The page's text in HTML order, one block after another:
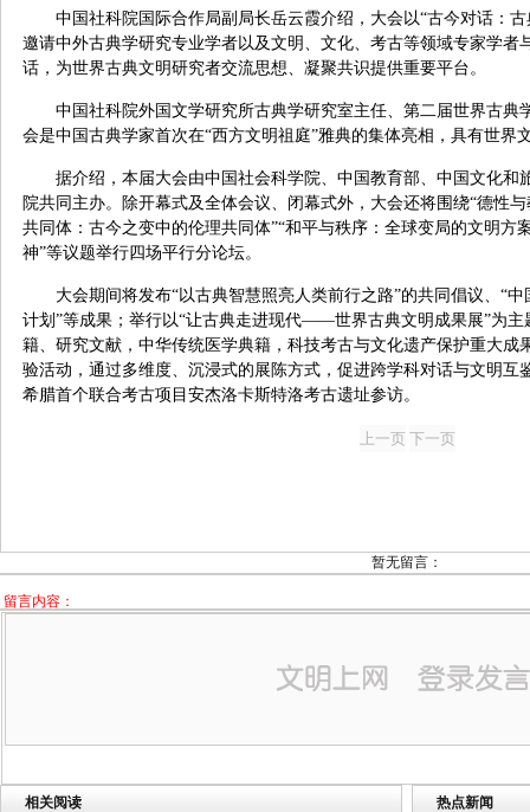
中国社科院国际合作局副局长岳云霞介绍，大会以“古今对话：
邀请中外古典学研究专业学者以及文明、文化、考古等领域专家学者
话，为世界古典文明研究者交流思想、凝聚共识提供重要平台。
中国社科院外国文学研究所古典学研究室主任、第二届世界古典
会是中国古典学家首次在“西方文明祖庭”雅典的集体亮相，具有世界
据介绍，本届大会由中国社会科学院、中国教育部、中国文化和
院共同主办。除开幕式及全体会议、闭幕式外，大会还将围绕“德性
共同体：古今之变中的伦理共同体”“和平与秩序：全球变局的文明方
神”等议题举行四场平行分论坛。
大会期间将发布“以古典智慧照亮人类前行之路”的共同倡议、“
计划”等成果；举行以“让古典走进现代——世界古典文明成果展”为主
籍、研究文献，中华传统医学典籍，科技考古与文化遗产保护重大成
验活动，通过多维度、沉浸式的展陈方式，促进跨学科对话与文明互
希腊首个联合考古项目安杰洛卡斯特洛考古遗址参访。
暂无留言：
留言内容：
相关阅读
热点新闻